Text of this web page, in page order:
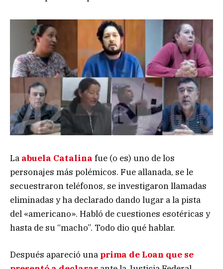
La abuela Catalina fue (o es) uno de los
personajes más polémicos. Fue allanada, se le
secuestraron teléfonos, se investigaron llamadas
eliminadas y ha declarado dando lugar a la pista
del «americano». Habló de cuestiones esotéricas y
hasta de su “macho”. Todo dio qué hablar.
Después apareció una prima de Loan que se